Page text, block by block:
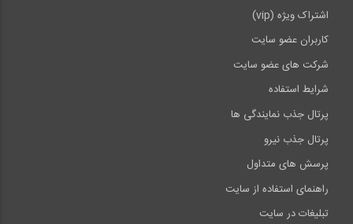
اشتراک ویژه (vip)
کاربران عضو سایت
شرکت های عضو سایت
شرایط استفاده
پرتال جذب نمایندگی ها
پرتال جذب نیرو
پرسش های متداول
راهنمای استفاده از سایت
تبلیغات در سایت